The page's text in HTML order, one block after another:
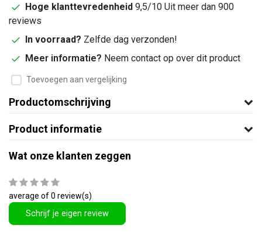
Hoge klanttevredenheid 9,5/10 Uit meer dan 900
reviews
In voorraad? Zelfde dag verzonden!
Meer informatie? Neem contact op over dit product
Toevoegen aan vergelijking
Productomschrijving
Product informatie
Wat onze klanten zeggen
average of 0 review(s)
Schrijf je eigen review